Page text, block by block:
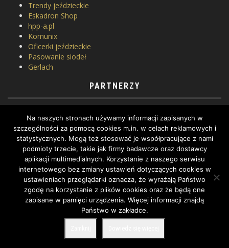
Trendy jeździeckie
Eskadron Shop
hpp-a.pl
Komunix
Oficerki jeździeckie
Pasowanie siodeł
Gerlach
PARTNERZY
Horse Equipment
Siodlarnia
Szkoła jeździectwa
WhatToDo
Yard Equites
Cztery Kopyta
Na naszych stronach używamy informacji zapisanych w
szczególności za pomocą cookies m.in. w celach reklamowych i
statystycznych. Mogą też stosować je współpracujące z nami
podmioty trzecie, takie jak firmy badawcze oraz dostawcy
aplikacji multimedialnych. Korzystanie z naszego serwisu
internetowego bez zmiany ustawień dotyczących cookies w
ustawieniach przeglądarki oznacza, że wyrażają Państwo
zgodę na korzystanie z plików cookies oraz że będą one
zapisane w pamięci urządzenia. Więcej informacji znajdą
Państwo w zakładce.